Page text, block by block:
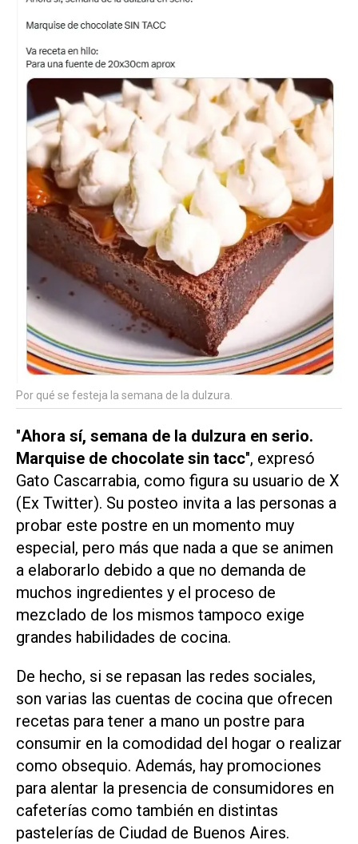
Por qué se festeja la semana de la dulzura.
"Ahora sí, semana de la dulzura en serio.
Marquise de chocolate sin tacc", expresó
Gato Cascarrabia, como figura su usuario de X
(Ex Twitter). Su posteo invita a las personas a
probar este postre en un momento muy
especial, pero más que nada a que se animen
a elaborarlo debido a que no demanda de
muchos ingredientes y el proceso de
mezclado de los mismos tampoco exige
grandes habilidades de cocina.
De hecho, si se repasan las redes sociales,
son varias las cuentas de cocina que ofrecen
recetas para tener a mano un postre para
consumir en la comodidad del hogar o realizar
como obsequio. Además, hay promociones
para alentar la presencia de consumidores en
cafeterías como también en distintas
pastelerías de Ciudad de Buenos Aires.